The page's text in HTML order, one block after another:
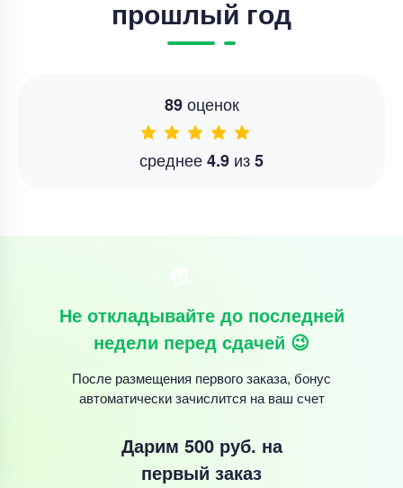
прошлый год
89оценок
среднее4.9 из5
Не откладывайте до последней
недели перед сдачей 😉
После размещения первого заказа, бонус
автоматически зачислится на ваш счет
Дарим 500 руб. на
первый заказ